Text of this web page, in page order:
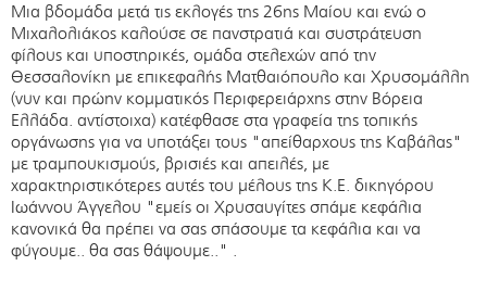
Μια βδομάδα μετά τις εκλογές της 26ης Μαίου και ενώ ο
Μιχαλολιάκος καλούσε σε πανστρατιά και συστράτευση
φίλους και υποστηρικές, ομάδα στελεχών από την
Θεσσαλονίκη με επικεφαλής Ματθαιόπουλο και Χρυσομάλλη
(νυν και πρώην κομματικός Περιφερειάρχης στην Βόρεια
Ελλάδα. αντίστοιχα) κατέφθασε στα γραφεία της τοπικής
οργάνωσης για να υποτάξει τους "απείθαρχους της Καβάλας"
με τραμπουκισμούς, βρισιές και απειλές, με
χαρακτηριστικότερες αυτές του μέλους της Κ.Ε. δικηγόρου
Ιωάννου Άγγελου "εμείς οι Χρυσαυγίτες σπάμε κεφάλια
κανονικά θα πρέπει να σας σπάσουμε τα κεφάλια και να
φύγουμε.. θα σας θάψουμε.." .